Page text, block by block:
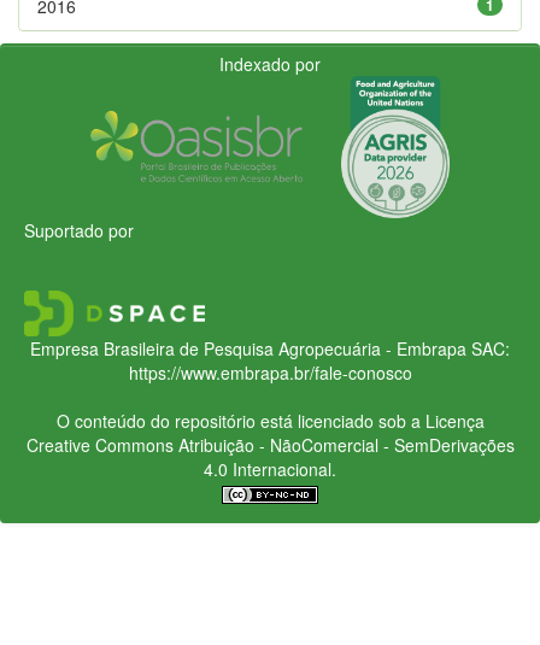
2016
Indexado por
Suportado por
Empresa Brasileira de Pesquisa Agropecuária - Embrapa SAC:
https://www.embrapa.br/fale-conosco
O conteúdo do repositório está licenciado sob a Licença
Creative CommonsAtribuição - NãoComercial - SemDerivações
4.0 Internacional.